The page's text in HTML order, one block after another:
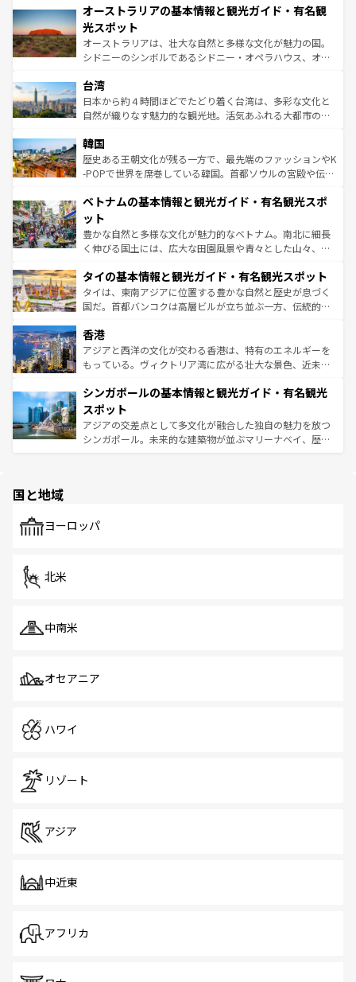
文化が魅力。旅行者はアメリカの各地域で異なる魅力を楽
しみながら、その多様性と豊かな歴史を感じることができ
るだろう。車でのロードトリップや列車の旅も、アメリカ
ならではの贅沢な旅のスタイルだ。 なお、新着のアメリカ
情報は コンテンツ一覧 を参照してほしい。
ワイ島は見逃せない。また、定番の観光地といえばオアフ
島だが、静かな自然を求めるならマウイ島やカウアイ島が
おすすめ。エメラルドグリーンに輝く海をはじめ、豊かな
文化や歴史が息づいている。「アロハスピリット」と呼ば
人々、おいしいローカルフードやハワイアンミュージッ
ク、伝統的なフラダンスなど、すべてがハワイの魅力を彩
っている。訪れるたびに新しい発見と感動が待っているハ
はコンテンツ一覧
オーストラリアの基本情報と観光ガイド・有名観
光スポット
オーストラリアは、壮大な自然と多様な文化が魅力の国。
シドニーのシンボルであるシドニー・オペラハウス、オー
リアリーフや大陸中央部にそびえるウルル（エアーズロッ
ク）、タスマニアの美しい原生林やケアンズの熱帯雨林な
ど、見どころがたくさん。また、カフェやワイン、オージ
いる。アクティビティも充実しており、サーフィンやダイ
ビング、ハイキングなど、アウトドア好きにはたまらな
い。オーストラリアの多彩な魅力を存分に味わいつくそ
参照してほしい。
台湾
日本から約４時間ほどでたどり着く台湾は、多彩な文化と
自然が織りなす魅力的な観光地。活気あふれる大都市の台
ン）、静ひつな山岳地帯である台湾東部など、都市の喧騒
と山間の静けさが共存しており、訪れる人に新しい発見と
驚きをもたらしてくれる。また、奥深い台湾の食文化も魅
容にもいいと評判のスイーツなど、バラエティ豊かな料理
照してほしい。
韓国
歴史ある王朝文化が残る一方で、最先端のファッションやK
-POPで世界を席巻している韓国。首都ソウルの宮殿や伝統
き、地方に足を延ばせば四季折々の自然美を楽しむことが
できる。そして、キムチや焼肉、絶品のストリートフード
まで、さまざまな韓国料理が待っている。夜には、韓国な
らではのナイトライフも堪能できる。あたたかいホスピタ
わってみてほしい。 なお、新着の韓国情報はコンテンツ一
覧 を参照してほしい。
ベトナムの基本情報と観光ガイド・有名観光スポ
ット
豊かな自然と多様な文化が魅力的なベトナム。南北に細長
く伸びる国土には、広大な田園風景や青々とした山々、世
急速な発展と共に伝統が息づく。ハノイの古い町並みやホ
ーチミン市のフランス統治時代の建物も、独特の雰囲気を
醸し出している。また、バラエティの豊かさとおいしさで
とつ。フォーやバインミー、ベトナムコーヒーなどは、ぜ
ひ現地で味わいたい。どの地域を訪れてもあたたかい人々
が旅行者を迎えてくれるので、きっと忘れられない旅にな
参照してほしい。
タイの基本情報と観光ガイド・有名観光スポット
タイは、東南アジアに位置する豊かな自然と歴史が息づく
国だ。首都バンコクは高層ビルが立ち並ぶ一方、伝統的な
の活気が交差している。北部ではチェンマイなどの山岳地
帯で自然と触れ合い、南部ではプーケットやクラビの美し
いビーチでリゾート気分を楽しむことができる。タイ料理
激する。気候は一年中温暖で、どの季節にも異なる楽しみ
が待っている。親しみやすいタイの人々、仏教を中心とし
た文化、そして多様な観光資源が、訪れる旅人を魅了し続
ける。 なお、新着のタイ情報はコンテンツ一覧を参照して
香港
アジアと西洋の文化が交わる香港は、特有のエネルギーを
もっている。ヴィクトリア湾に広がる壮大な景色、近未来
み、どこを訪れても感動するはず。観光スポットが密集し
ており、効率よく見どころを回れるのも魅力。息をのむよ
うな絶景から文化的な体験まで、香港を存分に楽しみ尽く
そう。 なお、新着の香港情報はコンテンツ一覧を参照して
シンガポールの基本情報と観光ガイド・有名観光
スポット
アジアの交差点として多文化が融合した独自の魅力を放つ
シンガポール。未来的な建築物が並ぶマリーナベイ、歴史
で、ホーカーズは地元の風情を楽しめる外せないスポット
国と地域
ヨーロッパ
北米
中南米
オセアニア
ハワイ
リゾート
アジア
中近東
アフリカ